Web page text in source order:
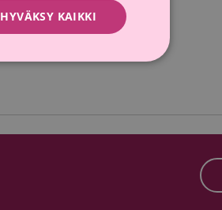
Roosa nauha Instagram
HYVÄKSY KAIKKI